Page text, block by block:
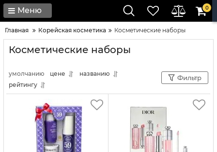
Меню 0
Главная Корейская косметика Косметические наборы
Косметические наборы
умолчанию цене
названию
рейтингу
Фильтр